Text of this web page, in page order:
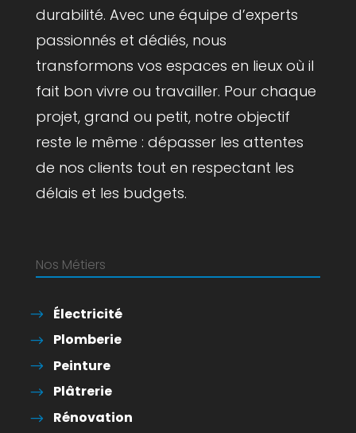
durabilité. Avec une équipe d’experts
passionnés et dédiés, nous
transformons vos espaces en lieux où il
fait bon vivre ou travailler. Pour chaque
projet, grand ou petit, notre objectif
reste le même : dépasser les attentes
de nos clients tout en respectant les
délais et les budgets.
Nos Métiers
Électricité
Plomberie
Peinture
Plâtrerie
Rénovation